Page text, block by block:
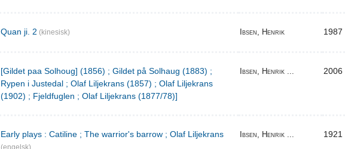
Quan ji. 2 (kinesisk) Ibsen, Henrik 1987
[Gildet paa Solhoug] (1856) ; Gildet på Solhaug (1883) ;
Rypen i Justedal ; Olaf Liljekrans (1857) ; Olaf Liljekrans
(1902) ; Fjeldfuglen ; Olaf Liljekrans (1877/78)]
Ibsen, Henrik ... 2006
Early plays : Catiline ; The warrior's barrow ; Olaf Liljekrans
(engelsk)
Ibsen, Henrik ... 1921